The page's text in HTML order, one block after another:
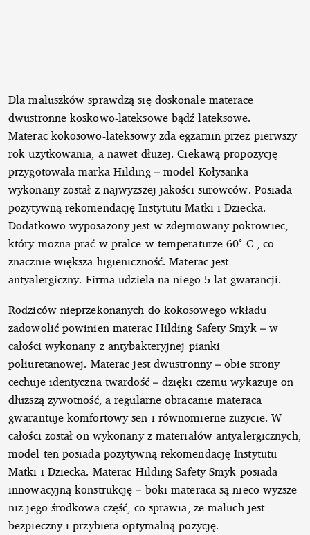
Dla maluszków sprawdzą się doskonale materace
dwustronne koskowo-lateksowe bądź lateksowe.
Materac kokosowo-lateksowy zda egzamin przez pierwszy
rok użytkowania, a nawet dłużej. Ciekawą propozycję
przygotowała marka Hilding – model Kołysanka
wykonany został z najwyższej jakości surowców. Posiada
pozytywną rekomendację Instytutu Matki i Dziecka.
Dodatkowo wyposażony jest w zdejmowany pokrowiec,
który można prać w pralce w temperaturze 60° C , co
znacznie większa higieniczność. Materac jest
antyalergiczny. Firma udziela na niego 5 lat gwarancji.
Rodziców nieprzekonanych do kokosowego wkładu
zadowolić powinien materac Hilding Safety Smyk – w
całości wykonany z antybakteryjnej pianki
poliuretanowej. Materac jest dwustronny – obie strony
cechuje identyczna twardość – dzięki czemu wykazuje on
dłuższą żywotność, a regularne obracanie materaca
gwarantuje komfortowy sen i równomierne zużycie. W
całości został on wykonany z materiałów antyalergicznych,
model ten posiada pozytywną rekomendację Instytutu
Matki i Dziecka. Materac Hilding Safety Smyk posiada
innowacyjną konstrukcję – boki materaca są nieco wyższe
niż jego środkowa część, co sprawia, że maluch jest
bezpieczny i przybiera optymalną pozycję.